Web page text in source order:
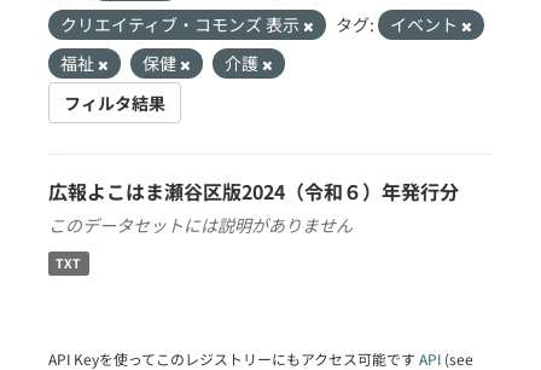
クリエイティブ・コモンズ 表示
タグ:
イベント
福祉
保健
介護
フィルタ結果
広報よこはま瀬谷区版2024（令和６）年発行分
このデータセットには説明がありません
TXT
API Keyを使ってこのレジストリーにもアクセス可能です API (see